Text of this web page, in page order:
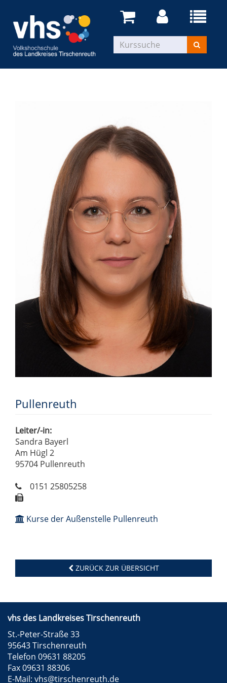
Pullenreuth
Leiter/-in:
Sandra Bayerl
Am Hügl 2
95704 Pullenreuth
0151 25805258
Kurse der Außenstelle Pullenreuth
ZURÜCK ZUR ÜBERSICHT
vhs des Landkreises Tirschenreuth
St.-Peter-Straße 33
95643 Tirschenreuth
Telefon 09631 88205
Fax 09631 88306
E-Mail: vhs@tirschenreuth.de